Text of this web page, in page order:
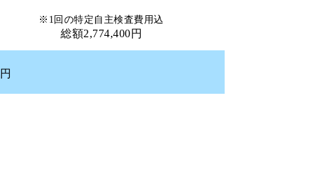
※1回の特定自主検査費用込
総額2,774,400円
円